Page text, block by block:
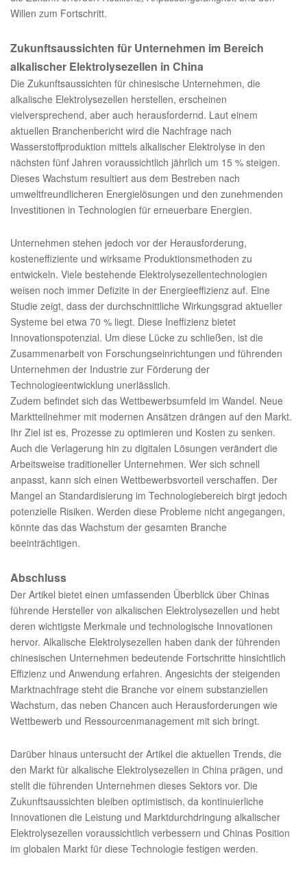
Willen zum Fortschritt.
Zukunftsaussichten für Unternehmen im Bereich
alkalischer Elektrolysezellen in China
Die Zukunftsaussichten für chinesische Unternehmen, die
alkalische Elektrolysezellen herstellen, erscheinen
vielversprechend, aber auch herausfordernd. Laut einem
aktuellen Branchenbericht wird die Nachfrage nach
Wasserstoffproduktion mittels alkalischer Elektrolyse in den
nächsten fünf Jahren voraussichtlich jährlich um 15 % steigen.
Dieses Wachstum resultiert aus dem Bestreben nach
umweltfreundlicheren Energielösungen und den zunehmenden
Investitionen in Technologien für erneuerbare Energien.
Unternehmen stehen jedoch vor der Herausforderung,
kosteneffiziente und wirksame Produktionsmethoden zu
entwickeln. Viele bestehende Elektrolysezellentechnologien
weisen noch immer Defizite in der Energieeffizienz auf. Eine
Studie zeigt, dass der durchschnittliche Wirkungsgrad aktueller
Systeme bei etwa 70 % liegt. Diese Ineffizienz bietet
Innovationspotenzial. Um diese Lücke zu schließen, ist die
Zusammenarbeit von Forschungseinrichtungen und führenden
Unternehmen der Industrie zur Förderung der
Technologieentwicklung unerlässlich.
Zudem befindet sich das Wettbewerbsumfeld im Wandel. Neue
Marktteilnehmer mit modernen Ansätzen drängen auf den Markt.
Ihr Ziel ist es, Prozesse zu optimieren und Kosten zu senken.
Auch die Verlagerung hin zu digitalen Lösungen verändert die
Arbeitsweise traditioneller Unternehmen. Wer sich schnell
anpasst, kann sich einen Wettbewerbsvorteil verschaffen. Der
Mangel an Standardisierung im Technologiebereich birgt jedoch
potenzielle Risiken. Werden diese Probleme nicht angegangen,
könnte das das Wachstum der gesamten Branche
beeinträchtigen.
Abschluss
Der Artikel bietet einen umfassenden Überblick über Chinas
führende Hersteller von alkalischen Elektrolysezellen und hebt
deren wichtigste Merkmale und technologische Innovationen
hervor. Alkalische Elektrolysezellen haben dank der führenden
chinesischen Unternehmen bedeutende Fortschritte hinsichtlich
Effizienz und Anwendung erfahren. Angesichts der steigenden
Marktnachfrage steht die Branche vor einem substanziellen
Wachstum, das neben Chancen auch Herausforderungen wie
Wettbewerb und Ressourcenmanagement mit sich bringt.
Darüber hinaus untersucht der Artikel die aktuellen Trends, die
den Markt für alkalische Elektrolysezellen in China prägen, und
stellt die führenden Unternehmen dieses Sektors vor. Die
Zukunftsaussichten bleiben optimistisch, da kontinuierliche
Innovationen die Leistung und Marktdurchdringung alkalischer
Elektrolysezellen voraussichtlich verbessern und Chinas Position
im globalen Markt für diese Technologie festigen werden.